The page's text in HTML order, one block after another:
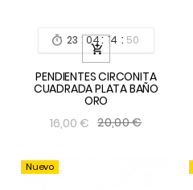
 23 :04: 14 : 49

PENDIENTES CIRCONITA
CUADRADA PLATA BAÑO
ORO
16,00 € 20,00 €
Nuevo